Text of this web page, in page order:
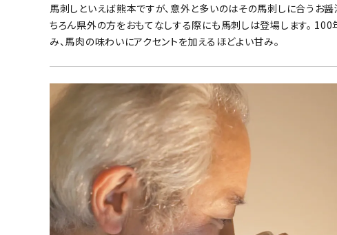
馬刺しといえば熊本ですが、意外と多いのはその馬刺しに合うお
ちろん県外の方をおもてなしする際にも馬刺しは登場します。
み、馬肉の味わいにアクセントを加えるほどよい甘み。